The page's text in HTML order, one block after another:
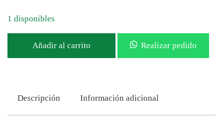
1 disponibles
Añadir al carrito Realizar pedido
Descripción Información adicional